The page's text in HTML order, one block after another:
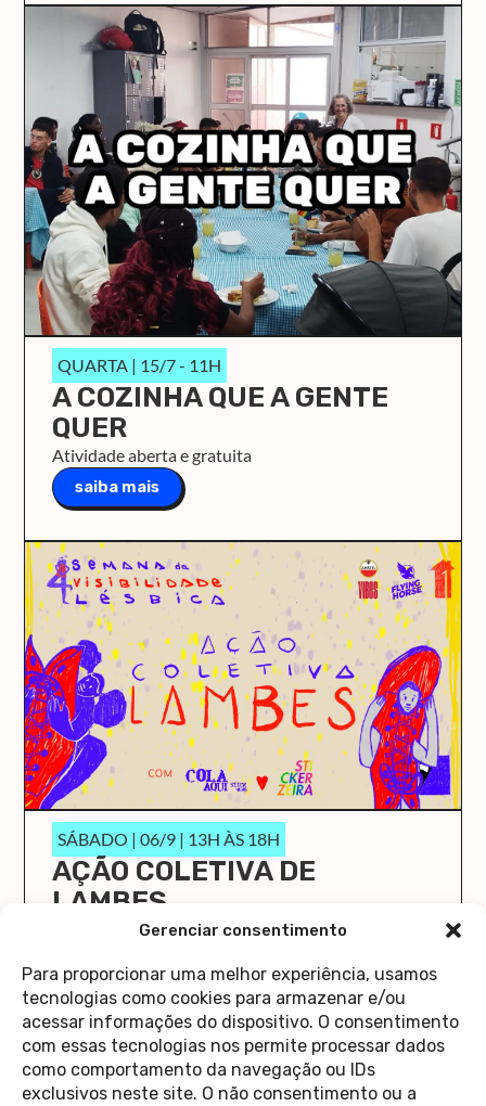
Gerenciar consentimento
Para proporcionar uma melhor experiência, usamos
tecnologias como cookies para armazenar e/ou
acessar informações do dispositivo. O consentimento
com essas tecnologias nos permite processar dados
como comportamento da navegação ou IDs
exclusivos neste site. O não consentimento ou a
QUARTA | 15/7 - 11H
A COZINHA QUE A GENTE
QUER
Atividade aberta e gratuita
saiba mais
SÁBADO | 06/9 | 13H ÀS 18H
AÇÃO COLETIVA DE
LAMBES
O Cola Aqui/Stick Here vai ocupar a Casa 1 de
saiba mais